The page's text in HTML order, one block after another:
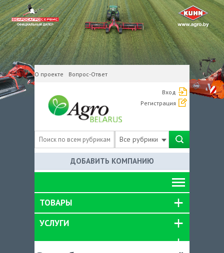
О проекте Вопрос-Ответ
Вход
Регистрация
Все рубрики
ДОБАВИТЬ КОМПАНИЮ
ТОВАРЫ
УСЛУГИ